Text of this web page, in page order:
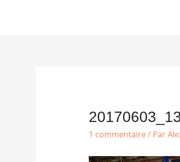
1 commentaire/ Par